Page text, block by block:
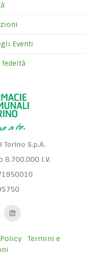
Eventi
fedeltà
S.p.A.
8.700.000 I.V.
Termini e